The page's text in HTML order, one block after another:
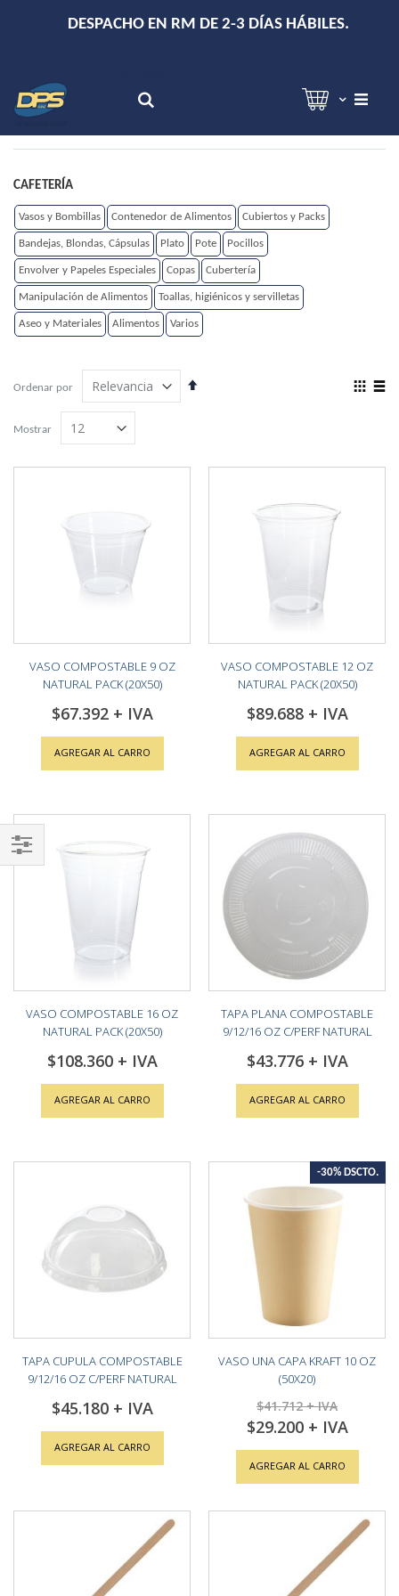
DESPACHO EN RM DE 2-3 DÍAS HÁBILES.
Ordenar por
Establecer
View
Mostrar
VASO COMPOSTABLE 9 OZ
NATURAL PACK (20X50)
$67.392
AGREGAR AL CARRO
VASO COMPOSTABLE 12 OZ
NATURAL PACK (20X50)
$89.688
AGREGAR AL CARRO
VASO COMPOSTABLE 16 OZ
NATURAL PACK (20X50)
$108.360
AGREGAR AL CARRO
TAPA PLANA COMPOSTABLE
9/12/16 OZ C/PERF NATURAL
$43.776
AGREGAR AL CARRO
TAPA CUPULA COMPOSTABLE
9/12/16 OZ C/PERF NATURAL
$45.180
AGREGAR AL CARRO
-30% DSCTO.
VASO UNA CAPA KRAFT 10 OZ
(50X20)
$41.712
Special
Price
$29.200
AGREGAR AL CARRO
CAFETERÍA
Vasos y Bombillas Contenedor de Alimentos Cubiertos y Packs
Bandejas, Blondas, Cápsulas Plato Pote Pocillos
Envolver y Papeles Especiales Copas Cubertería
Manipulación de Alimentos Toallas, higiénicos y servilletas
Aseo y Materiales Alimentos Varios
Shop